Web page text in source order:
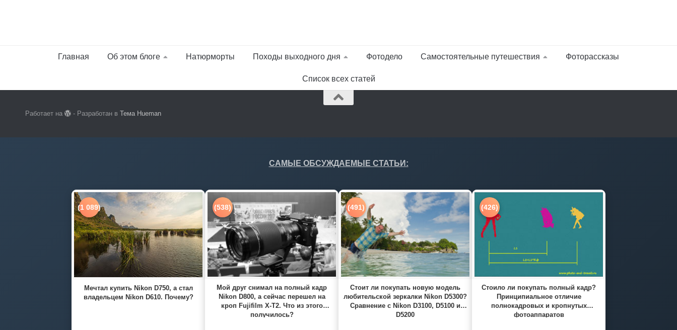
Главная Об этом блоге Натюрморты Походы выходного дня Фотодело Самостоятельные путешествия Фоторассказы
Список всех статей
Работает на - Разработан вТема Hueman
САМЫЕ ОБСУЖДАЕМЫЕ СТАТЬИ:
(1 089)
Мечтал купить Nikon D750, а стал
владельцем Nikon D610. Почему?
(538)
Мой друг снимал на полный кадр
Nikon D800, а сейчас перешел на
кроп Fujifilm X-T2. Что из этого
получилось?
(491)
Стоит ли покупать новую модель
любительской зеркалки Nikon D5300?
Сравнение с Nikon D3100, D5100 и
D5200
(426)
Стоило ли покупать полный кадр?
Принципиальное отличие
полнокадровых и кропнутых
фотоаппаратов